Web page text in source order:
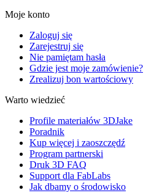
Moje konto
Zaloguj się
Zarejestruj się
Nie pamiętam hasła
Gdzie jest moje zamówienie?
Zrealizuj bon wartościowy
Warto wiedzieć
Profile materiałów 3DJake
Poradnik
Kup więcej i zaoszczędź
Program partnerski
Druk 3D FAQ
Support dla FabLabs
Jak dbamy o środowisko